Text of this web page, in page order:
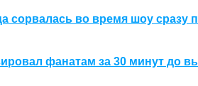
сорвалась во время шоу сразу
фанатам за 30 минут до